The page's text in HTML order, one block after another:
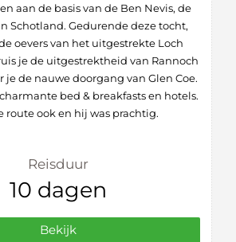
aan de basis van de Ben Nevis, de
Schotland. Gedurende deze tocht,
oevers van het uitgestrekte Loch
je de uitgestrektheid van Rannoch
je de nauwe doorgang van Glen Coe.
bed & breakfasts en hotels.
route ook en hij was prachtig.
Reisduur
10 dagen
Bekijk